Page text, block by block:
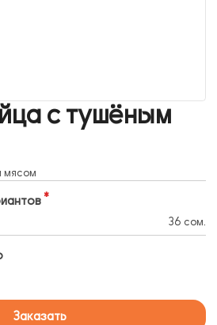
с тушёным
мясом
36 сом.
Заказать